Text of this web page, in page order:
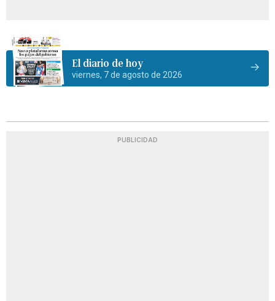
El diario de hoy
viernes, 7 de agosto de 2026
PUBLICIDAD